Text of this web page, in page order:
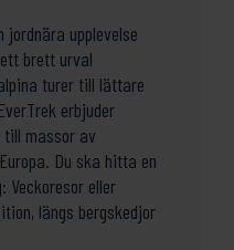
jordnära upplevelse
brett urval
turer till lättare
erbjuder
till massor av
Du ska hitta en
Veckoresor eller
längs bergskedjor